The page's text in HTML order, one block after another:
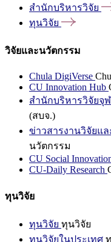
สำนักบริหารวิจัย
ทุนวิจัย
วิจัยและนวัตกรรม
Chula DigiVerse
CU Innovation Hub
สำนักบริหารวิจัยจุ
(สบจ.)
ข่าวสารงานวิจัยแ
นวัตกรรม
CU Social
CU-Daily Research
ทุนวิจัย
ทุนวิจัย ทุนวิจัย
ทุนวิจัยในประเทศ